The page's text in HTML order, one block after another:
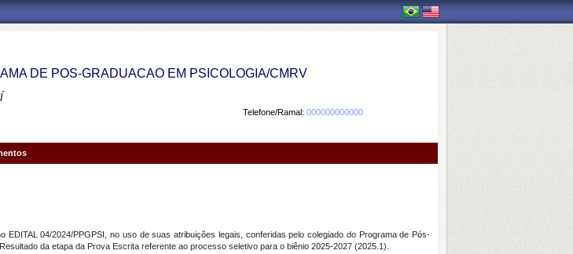
DE POS-GRADUACAO EM PSICOLOGIA/CMRV
Telefone/Ramal: 000000000000
04/2024/PPGPSI, no uso de suas atribuições legais, conferidas pelo colegiado do Programa de Pós-
da etapa da Prova Escrita referente ao processo seletivo para o biênio 2025-2027 (2025.1).